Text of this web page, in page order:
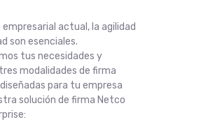
empresarial actual, la agilidad
son esenciales.
tus necesidades y
modalidades de firma
para tu empresa
solución de firma Netco